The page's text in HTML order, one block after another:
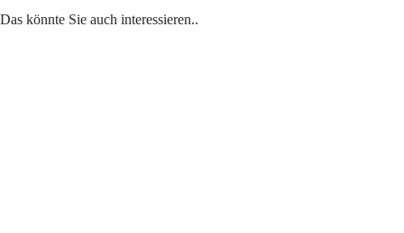
Das könnte Sie auch interessieren..